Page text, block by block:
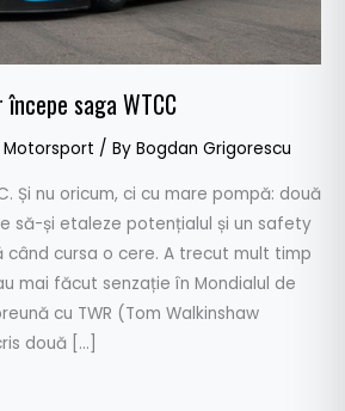
saga WTCC
Motorsport / By Bogdan Grigorescu
Și nu oricum, ci cu mare pompă: două
să-și etaleze potențialul și un safety
când cursa o cere. A trecut mult timp
mai făcut senzație în Mondialul de
cu TWR (Tom Walkinshaw
două […]